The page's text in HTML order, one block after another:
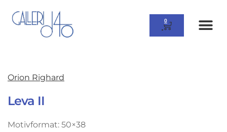
0
Orion Righard
Leva II
Motivformat: 50×38